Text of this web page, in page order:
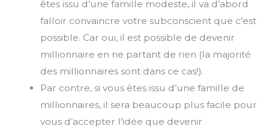
êtes issu d’une famille modeste, il va d’abord
falloir convaincre votre subconscient que c’est
possible. Car oui, il est possible de devenir
millionnaire en ne partant de rien (la majorité
des millionnaires sont dans ce cas!).
Par contre, si vous êtes issu d’une famille de
millionnaires, il sera beaucoup plus facile pour
vous d’accepter l’idée que devenir